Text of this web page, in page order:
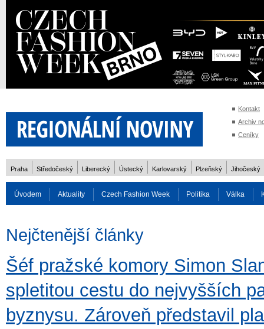
Kontakt
Archiv
Ceníky
Praha Středočeský Liberecký Ústecký Karlovarský Plzeňský Jihočeský
Úvodem Aktuality Czech Fashion Week Politika Válka
Rozhovory
Nejčtenější články
Šéf pražské komory Simon
spletitou cestu do nejvyšších
byznysu. Zároveň představil